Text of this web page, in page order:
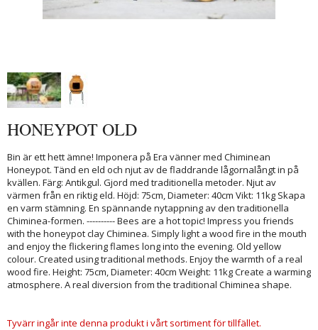
HONEYPOT OLD
Bin är ett hett ämne! Imponera på Era vänner med Chiminean
Honeypot. Tänd en eld och njut av de fladdrande lågornalångt in på
kvällen. Färg: Antikgul. Gjord med traditionella metoder. Njut av
värmen från en riktig eld. Höjd: 75cm, Diameter: 40cm Vikt: 11kg Skapa
en varm stämning. En spännande nytappning av den traditionella
Chiminea-formen. ---------- Bees are a hot topic! Impress you friends
with the honeypot clay Chiminea. Simply light a wood fire in the mouth
and enjoy the flickering flames long into the evening. Old yellow
colour. Created using traditional methods. Enjoy the warmth of a real
wood fire. Height: 75cm, Diameter: 40cm Weight: 11kg Create a warming
atmosphere. A real diversion from the traditional Chiminea shape.
Tyvärr ingår inte denna produkt i vårt sortiment för tillfället.